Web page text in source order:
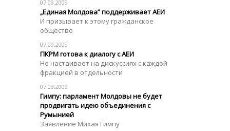
07.09.2009
„Единая Молдова” поддерживает АЕИ
И призывает к этому гражданское
общество
07.09.2009
ПКРМ готова к диалогу с АЕИ
Но настаивает на дискуссиях с каждой
фракцией в отдельности
07.09.2009
Гимпу: парламент Молдовы не будет
продвигать идею объединения с
Румынией
Заявление Михая Гимпу